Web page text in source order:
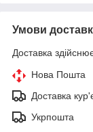
Умови
Доставка
Нова Пошта
Доставка
Укрпошта